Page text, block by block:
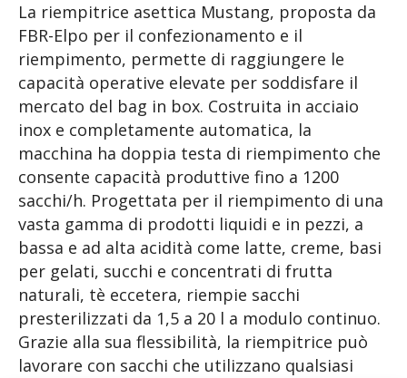
La riempitrice asettica Mustang, proposta da
FBR-Elpo per il confezionamento e il
riempimento, permette di raggiungere le
capacità operative elevate per soddisfare il
mercato del bag in box. Costruita in acciaio
inox e completamente automatica, la
macchina ha doppia testa di riempimento che
consente capacità produttive fino a 1200
sacchi/h. Progettata per il riempimento di una
vasta gamma di prodotti liquidi e in pezzi, a
bassa e ad alta acidità come latte, creme, basi
per gelati, succhi e concentrati di frutta
naturali, tè eccetera, riempie sacchi
presterilizzati da 1,5 a 20 l a modulo continuo.
Grazie alla sua flessibilità, la riempitrice può
lavorare con sacchi che utilizzano qualsiasi